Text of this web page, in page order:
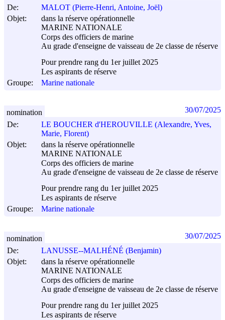
De:
MALOT (Pierre-Henri, Antoine, Joël)
Objet:
dans la réserve opérationnelle
MARINE NATIONALE
Corps des officiers de marine
Au grade d'enseigne de vaisseau de 2e classe de réserve
Pour prendre rang du 1er juillet 2025
Les aspirants de réserve
Groupe:
Marine nationale
De:
LE BOUCHER d'HEROUVILLE (Alexandre, Yves,
Marie, Florent)
Objet:
dans la réserve opérationnelle
MARINE NATIONALE
Corps des officiers de marine
Au grade d'enseigne de vaisseau de 2e classe de réserve
Pour prendre rang du 1er juillet 2025
Les aspirants de réserve
Groupe:
Marine nationale
nomination 30/07/2025
De:
LANUSSE--MALHÉNÉ (Benjamin)
Objet:
dans la réserve opérationnelle
MARINE NATIONALE
Corps des officiers de marine
Au grade d'enseigne de vaisseau de 2e classe de réserve
Pour prendre rang du 1er juillet 2025
Les aspirants de réserve
nomination 30/07/2025